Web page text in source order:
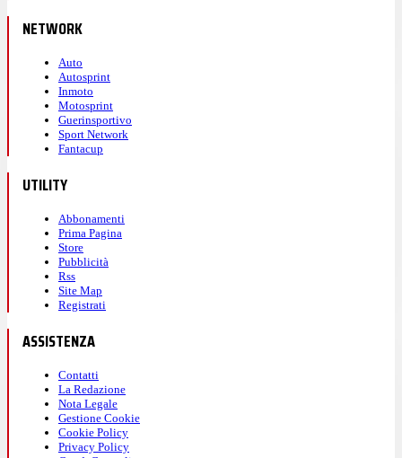
NETWORK
Auto
Autosprint
Inmoto
Motosprint
Guerinsportivo
Sport Network
Fantacup
UTILITY
Abbonamenti
Prima Pagina
Store
Pubblicità
Rss
Site Map
Registrati
ASSISTENZA
Contatti
La Redazione
Nota Legale
Gestione Cookie
Cookie Policy
Privacy Policy